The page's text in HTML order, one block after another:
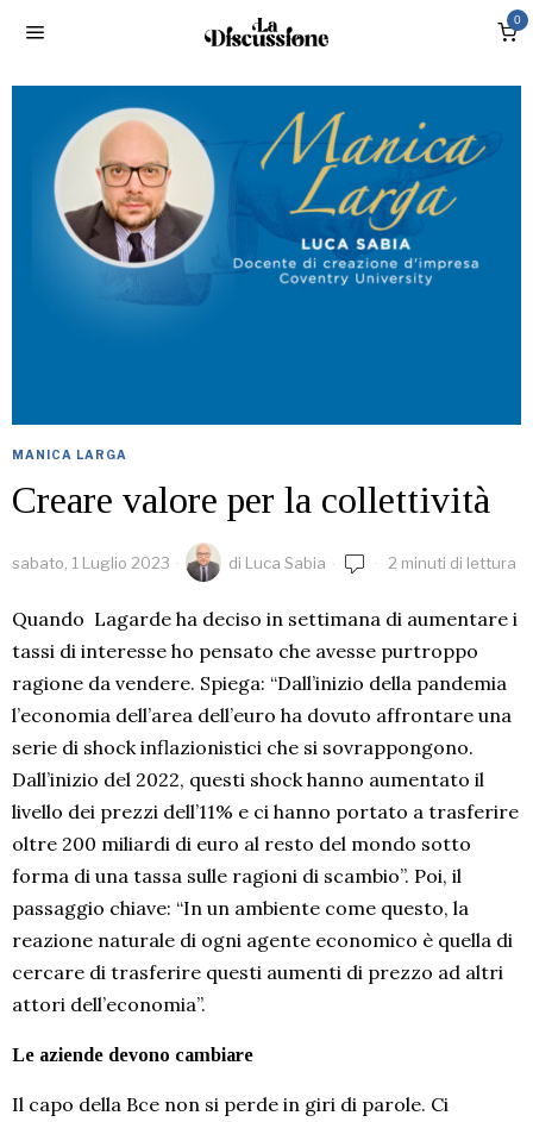
0
MANICA LARGA
Creare valore per la collettività
sabato, 1 Luglio 2023 di Luca Sabia 2 minuti di lettura
Quando Lagarde ha deciso in settimana di aumentare i
tassi di interesse ho pensato che avesse purtroppo
ragione da vendere. Spiega: “Dall’inizio della pandemia
l’economia dell’area dell’euro ha dovuto affrontare una
serie di shock inflazionistici che si sovrappongono.
Dall’inizio del 2022, questi shock hanno aumentato il
livello dei prezzi dell’11% e ci hanno portato a trasferire
oltre 200 miliardi di euro al resto del mondo sotto
forma di una tassa sulle ragioni di scambio”. Poi, il
passaggio chiave: “In un ambiente come questo, la
reazione naturale di ogni agente economico è quella di
cercare di trasferire questi aumenti di prezzo ad altri
attori dell’economia”.
Le aziende devono cambiare
Il capo della Bce non si perde in giri di parole. Ci